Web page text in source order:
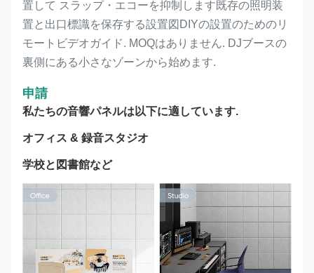
置して スラップ・エコーを抑制します既存の照明装
置と出口標識を保存する設置図DIYの設置のためのリ
モートビデオガイド. MOQはありません. DJブースの
裏側にある小さなゾーンから始めます.
申請
私たちの音響パネルは以下に適しています.
オフィス & 録音スタジオ
学校と図書館など